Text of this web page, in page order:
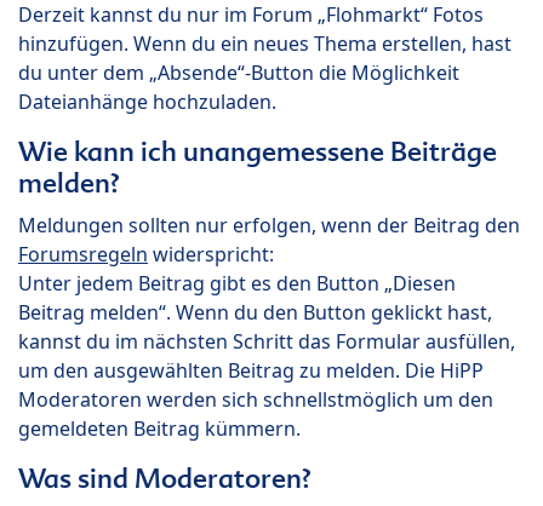
Derzeit kannst du nur im Forum „Flohmarkt“ Fotos
hinzufügen. Wenn du ein neues Thema erstellen, hast
du unter dem „Absende“-Button die Möglichkeit
Dateianhänge hochzuladen.
Wie kann ich unangemessene Beiträge
melden?
Meldungen sollten nur erfolgen, wenn der Beitrag den
Forumsregeln widerspricht:
Unter jedem Beitrag gibt es den Button „Diesen
Beitrag melden“. Wenn du den Button geklickt hast,
kannst du im nächsten Schritt das Formular ausfüllen,
um den ausgewählten Beitrag zu melden. Die HiPP
Moderatoren werden sich schnellstmöglich um den
gemeldeten Beitrag kümmern.
Was sind Moderatoren?